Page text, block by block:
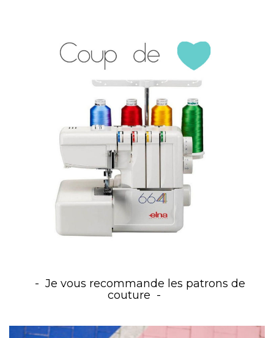
Je vous recommande les patrons de
couture